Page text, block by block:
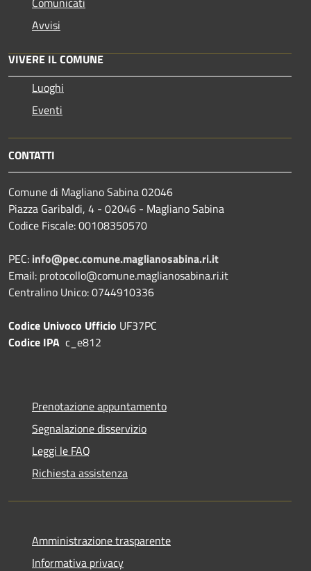
Avvisi
VIVERE IL COMUNE
Luoghi
Eventi
CONTATTI
Comune di Magliano Sabina 02046
Piazza Garibaldi, 4 - 02046 - Magliano Sabina
Codice Fiscale: 00108350570
PEC: info@pec.comune.maglianosabina.ri.it
Email: protocollo@comune.maglianosabina.ri.it
Centralino Unico: 0744910336
Codice Univoco Ufficio UF37PC
Codice IPA c_e812
Prenotazione appuntamento
Segnalazione disservizio
Leggi le FAQ
Richiesta assistenza
Amministrazione trasparente
Informativa privacy